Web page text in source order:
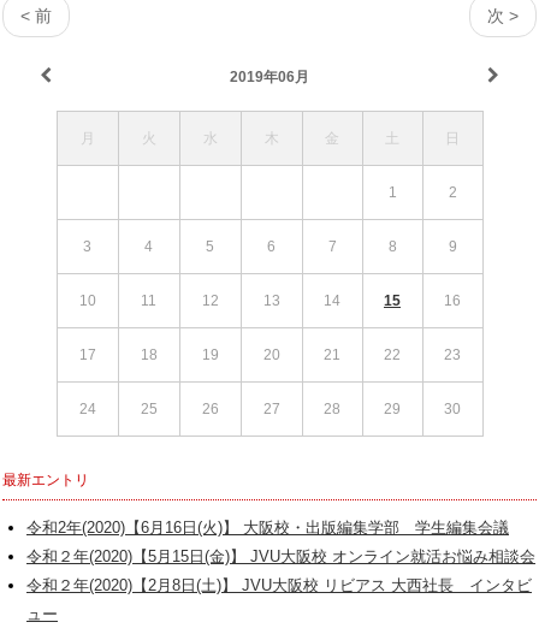
< 前 次 >
2019年06月
月 火 水 木 金 土 日
1 2
3 4 5 6 7 8 9
10 11 12 13 14 15 16
17 18 19 20 21 22 23
24 25 26 27 28 29 30
最新エントリ
令和2年(2020)【6月16日(火)】 大阪校・出版編集学部 学生編集会議
令和２年(2020)【5月15日(金)】 JVU大阪校 オンライン就活お悩み相談会
令和２年(2020)【2月8日(土)】 JVU大阪校 リビアス 大西社長 インタビ
ュー